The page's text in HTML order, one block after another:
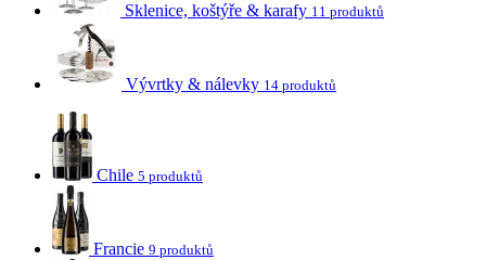
Sklenice, koštýře & karafy 11 produktů
Vývrtky & nálevky 14 produktů
Chile 5 produktů
Francie 9 produktů